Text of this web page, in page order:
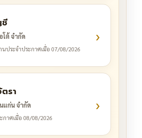
ชี
ต้ จำกัด
ประจำประกาศเมื่อ 07/08/2026
›
รา
แก่น จำกัด
กาศเมื่อ 08/08/2026
›